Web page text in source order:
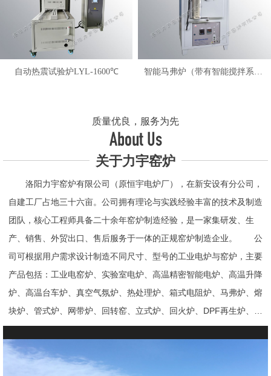
自动热震试验炉LYL-1600℃
质量优良，服务为先
About Us
关于力宇窑炉
洛阳力宇窑炉有限公司（原恒宇电炉厂），在新安设有分公司，
自建工厂占地三十六亩。公司拥有理论与实践经验丰富的技术及制造
团队，核心工程师具备二十余年窑炉制造经验，是一家集研发、生
产、销售、外贸出口、售后服务于一体的正规窑炉制造企业。 公
司可根据用户需求设计制造不同尺寸、型号的工业电炉与窑炉，主要
产品包括：工业电窑炉、实验室电炉、高温精密智能电炉、高温升降
炉、高温台车炉、真空气氛炉、热处理炉、箱式电阻炉、马弗炉、熔
块炉、管式炉、网带炉、回转窑、立式炉、回火炉、DPF再生炉、试
验电炉、钟罩炉、退火炉、烧结炉、热震炉、高真空炉、重烧炉、牙
科烤瓷炉、真空CVD管式炉、高温节能电炉、气氛炉、井式电炉、
熔炼炉、推板窑炉、辊道窑炉、烘箱、真空干燥箱、工业烘箱、发热